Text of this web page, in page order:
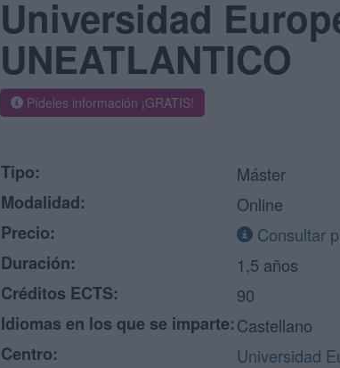
Universidad
UNEATLANTICO
Pídeles información ¡GRATIS!
Tipo:
Máster
Modalidad:
Online
Precio:
Consultar
Duración:
1,5 años
Créditos ECTS:
90
Idiomas en los que se imparte:Castellano
Centro:
Universidad